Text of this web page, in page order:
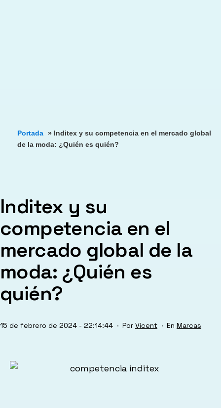
Portada » Inditex y su competencia en el mercado global
de la moda: ¿Quién es quién?
Inditex y su
competencia en el
mercado global de la
moda: ¿Quién es
quién?
Publicada
15 de febrero de 2024 - 22:14:44 Por Vicent Marcas